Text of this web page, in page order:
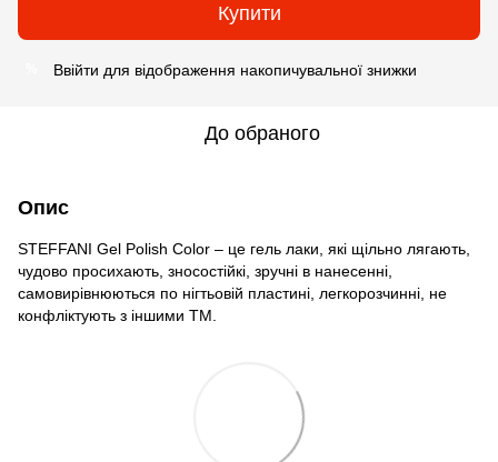
Купити
Ввійти для відображення накопичувальної знижки
До обраного
Опис
STEFFANI Gel Polish Color – це гель лаки, які щільно лягають,
чудово просихають, зносостійкі, зручні в нанесенні,
самовирівнюються по нігтьовій пластині, легкорозчинні, не
конфліктують з іншими ТМ.